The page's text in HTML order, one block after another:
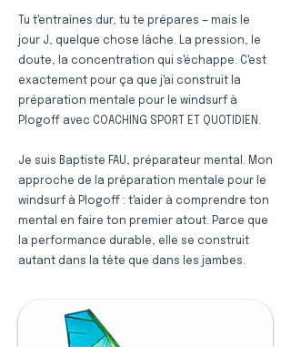
Tu t'entraînes dur, tu te prépares — mais le
jour J, quelque chose lâche. La pression, le
doute, la concentration qui s'échappe. C'est
exactement pour ça que j'ai construit la
préparation mentale pour le windsurf à
Plogoff avec COACHING SPORT ET QUOTIDIEN.
Je suis Baptiste FAU, préparateur mental. Mon
approche de la préparation mentale pour le
windsurf à Plogoff : t'aider à comprendre ton
mental en faire ton premier atout. Parce que
la performance durable, elle se construit
autant dans la tête que dans les jambes.